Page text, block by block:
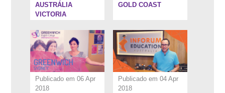
AUSTRÁLIA
VICTORIA
GOLD COAST
Publicado em 06 Apr
2018
Publicado em 04 Apr
2018